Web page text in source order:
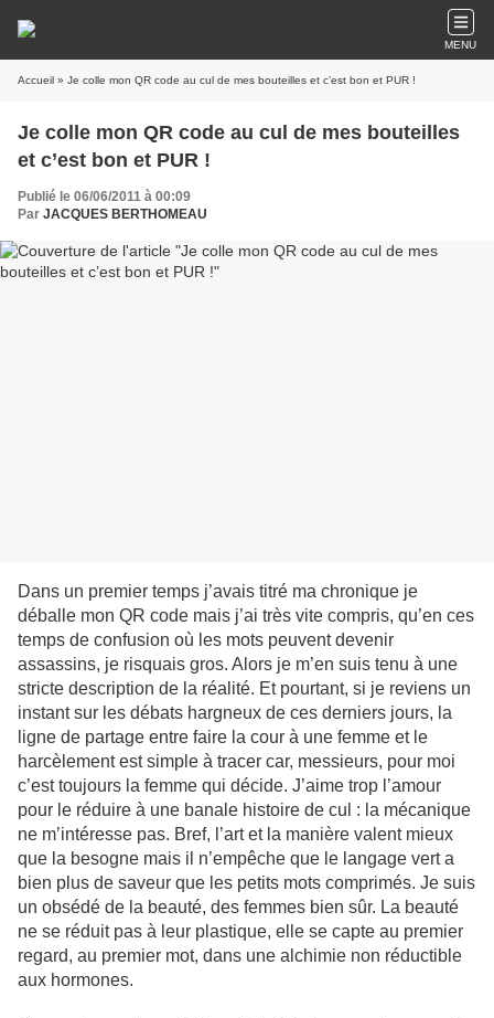
MENU
Accueil » Je colle mon QR code au cul de mes bouteilles et c’est bon et PUR !
Je colle mon QR code au cul de mes bouteilles
et c’est bon et PUR !
Publié le 06/06/2011 à 00:09
Par JACQUES BERTHOMEAU
Dans un premier temps j’avais titré ma chronique je
déballe mon QR code mais j’ai très vite compris, qu’en ces
temps de confusion où les mots peuvent devenir
assassins, je risquais gros. Alors je m’en suis tenu à une
stricte description de la réalité. Et pourtant, si je reviens un
instant sur les débats hargneux de ces derniers jours, la
ligne de partage entre faire la cour à une femme et le
harcèlement est simple à tracer car, messieurs, pour moi
c’est toujours la femme qui décide. J’aime trop l’amour
pour le réduire à une banale histoire de cul : la mécanique
ne m’intéresse pas. Bref, l’art et la manière valent mieux
que la besogne mais il n’empêche que le langage vert a
bien plus de saveur que les petits mots comprimés. Je suis
un obsédé de la beauté, des femmes bien sûr. La beauté
ne se réduit pas à leur plastique, elle se capte au premier
regard, au premier mot, dans une alchimie non réductible
aux hormones.